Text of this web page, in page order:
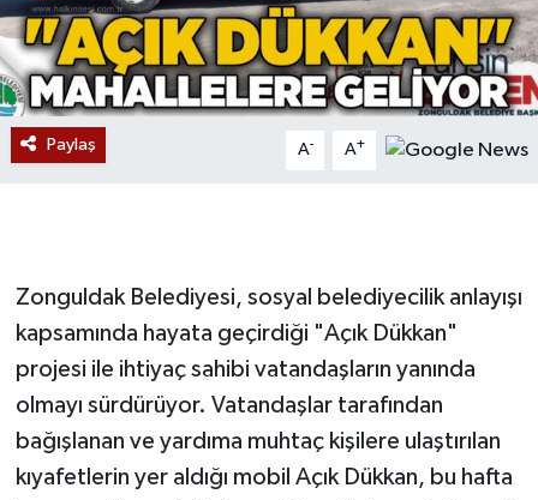
Paylaş A- A+
Zonguldak Belediyesi, sosyal belediyecilik anlayışı
kapsamında hayata geçirdiği "Açık Dükkan"
projesi ile ihtiyaç sahibi vatandaşların yanında
olmayı sürdürüyor. Vatandaşlar tarafından
bağışlanan ve yardıma muhtaç kişilere ulaştırılan
kıyafetlerin yer aldığı mobil Açık Dükkan, bu hafta
Düzce
Eğitim
Gökçebey
GÜNDEM
İş ilanı
Kilimli